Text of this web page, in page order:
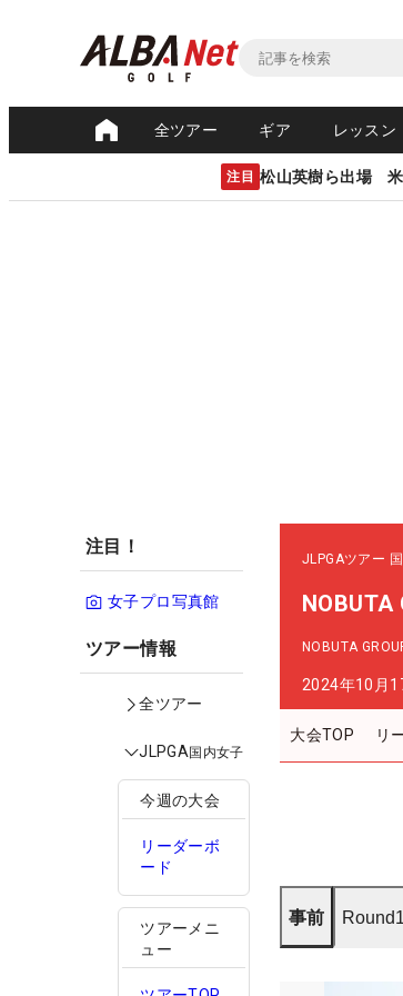
全ツアー ギア レッスン
注目 松山英樹ら出場
注目！
女子プロ写真館
ツアー情報
全ツアー
JLPGA国内女子
今週の大会
リーダーボ
ード
ツアーメニ
ュー
JLPGAツアー
NOBUTA
NOBUTA
2024年10月
大会TOP リ
事前 Round1